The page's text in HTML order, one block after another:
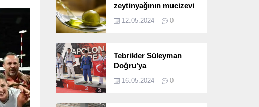
zeytinyağının mucizevi
12.05.2024 0
Tebrikler Süleyman
Doğru’ya
16.05.2024 0